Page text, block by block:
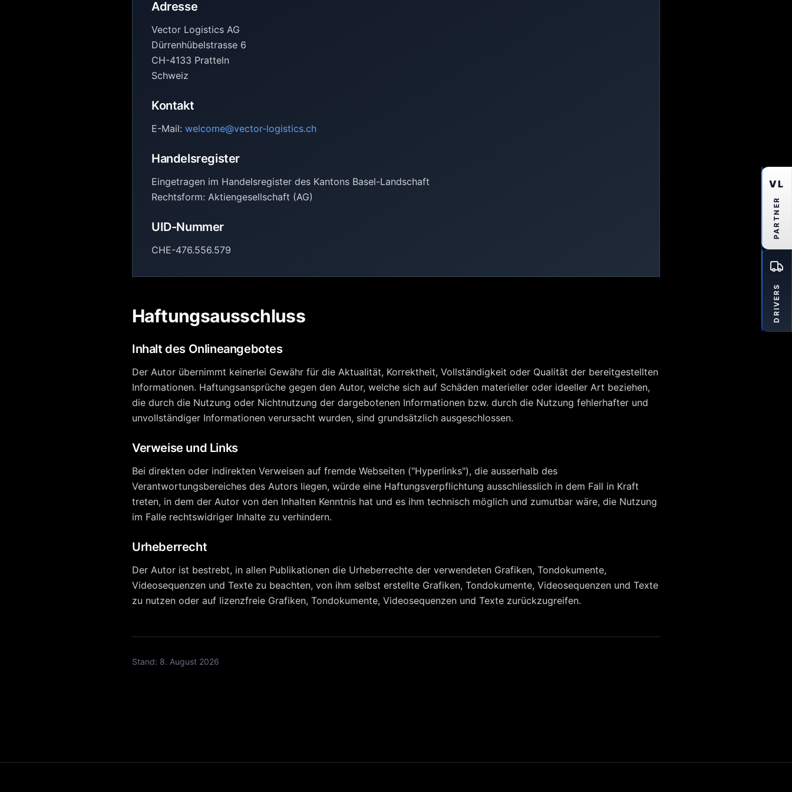
Adresse
Vector Logistics AG
Dürrenhübelstrasse 6
CH-4133 Pratteln
Schweiz
Kontakt
E-Mail: welcome@vector-logistics.ch
Handelsregister
Eingetragen im Handelsregister des Kantons Basel-Landschaft
Rechtsform: Aktiengesellschaft (AG)
UID-Nummer
CHE-476.556.579
Haftungsausschluss
Inhalt des Onlineangebotes
Der Autor übernimmt keinerlei Gewähr für die Aktualität, Korrektheit, Vollständigkeit oder Qualität der bereitgestellten
Informationen. Haftungsansprüche gegen den Autor, welche sich auf Schäden materieller oder ideeller Art beziehen,
die durch die Nutzung oder Nichtnutzung der dargebotenen Informationen bzw. durch die Nutzung fehlerhafter und
unvollständiger Informationen verursacht wurden, sind grundsätzlich ausgeschlossen.
Verweise und Links
Bei direkten oder indirekten Verweisen auf fremde Webseiten ("Hyperlinks"), die ausserhalb des
Verantwortungsbereiches des Autors liegen, würde eine Haftungsverpflichtung ausschliesslich in dem Fall in Kraft
treten, in dem der Autor von den Inhalten Kenntnis hat und es ihm technisch möglich und zumutbar wäre, die Nutzung
im Falle rechtswidriger Inhalte zu verhindern.
Urheberrecht
Der Autor ist bestrebt, in allen Publikationen die Urheberrechte der verwendeten Grafiken, Tondokumente,
Videosequenzen und Texte zu beachten, von ihm selbst erstellte Grafiken, Tondokumente, Videosequenzen und Texte
zu nutzen oder auf lizenzfreie Grafiken, Tondokumente, Videosequenzen und Texte zurückzugreifen.
Stand: 8. August 2026
VL
PARTNER
DRIVERS